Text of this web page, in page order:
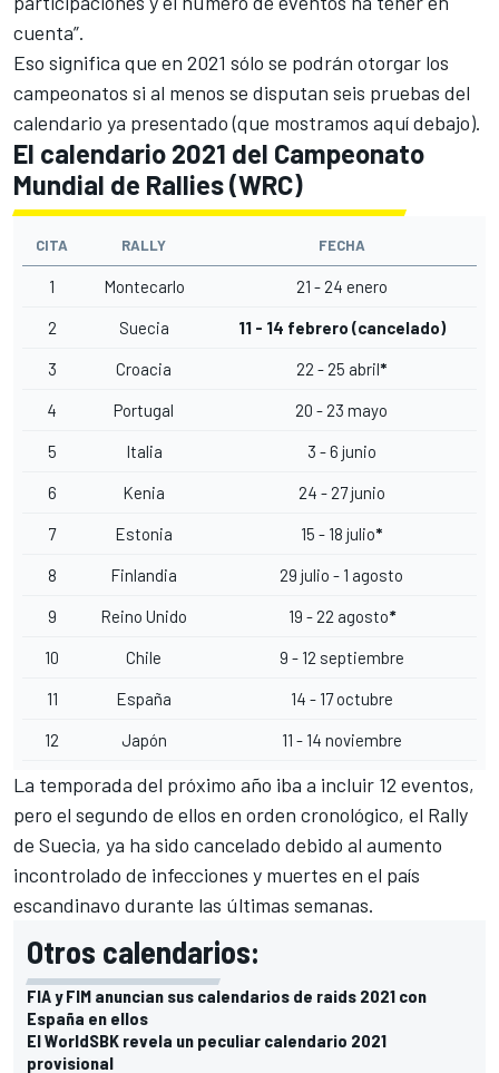
cuenta”.
Eso significa que en 2021 sólo se podrán otorgar los
campeonatos si al menos se disputan seis pruebas del
calendario ya presentado (que mostramos aquí debajo).
El calendario 2021 del Campeonato
Mundial de Rallies (WRC)
CITA RALLY FECHA
1 Montecarlo 21 - 24 enero
2 Suecia 11 - 14 febrero (cancelado)
3 Croacia 22 - 25 abril*
4 Portugal 20 - 23 mayo
5 Italia 3 - 6 junio
6 Kenia 24 - 27 junio
7 Estonia 15 - 18 julio*
8 Finlandia 29 julio - 1 agosto
9 Reino Unido 19 - 22 agosto*
10 Chile 9 - 12 septiembre
11 España 14 - 17 octubre
12 Japón 11 - 14 noviembre
La temporada del próximo año iba a incluir 12 eventos,
pero el segundo de ellos en orden cronológico, el Rally
de Suecia, ya ha sido cancelado debido al aumento
incontrolado de infecciones y muertes en el país
escandinavo durante las últimas semanas.
Otros calendarios:
FIA y FIM anuncian sus calendarios de raids 2021 con
España en ellos
El WorldSBK revela un peculiar calendario 2021
provisional